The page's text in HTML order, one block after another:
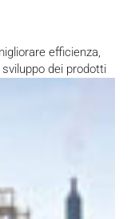
efficienza,
dei prodotti